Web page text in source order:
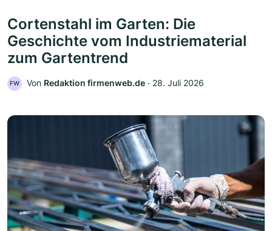
Cortenstahl im Garten: Die
Geschichte vom Industriematerial
zum Gartentrend
FW Von Redaktion firmenweb.de ‧ 28. Juli 2026